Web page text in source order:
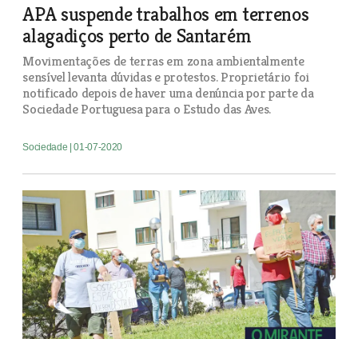
APA suspende trabalhos em terrenos
alagadiços perto de Santarém
Movimentações de terras em zona ambientalmente
sensível levanta dúvidas e protestos. Proprietário foi
notificado depois de haver uma denúncia por parte da
Sociedade Portuguesa para o Estudo das Aves.
Sociedade | 01-07-2020